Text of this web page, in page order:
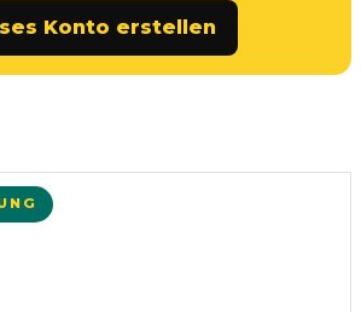
Konto erstellen